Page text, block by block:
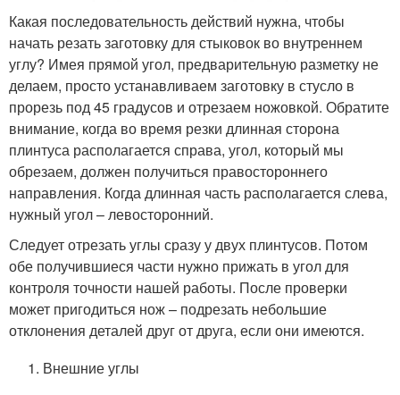
Какая последовательность действий нужна, чтобы
начать резать заготовку для стыковок во внутреннем
углу? Имея прямой угол, предварительную разметку не
делаем, просто устанавливаем заготовку в стусло в
прорезь под 45 градусов и отрезаем ножовкой. Обратите
внимание, когда во время резки длинная сторона
плинтуса располагается справа, угол, который мы
обрезаем, должен получиться правостороннего
направления. Когда длинная часть располагается слева,
нужный угол – левосторонний.
Следует отрезать углы сразу у двух плинтусов. Потом
обе получившиеся части нужно прижать в угол для
контроля точности нашей работы. После проверки
может пригодиться нож – подрезать небольшие
отклонения деталей друг от друга, если они имеются.
Внешние углы